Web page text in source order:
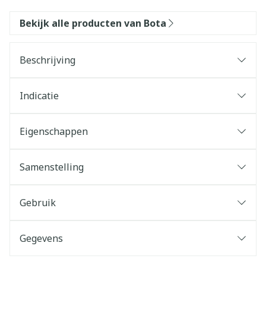
Bekijk alle producten van Bota
Beschrijving
Indicatie
Eigenschappen
Samenstelling
Gebruik
Gegevens